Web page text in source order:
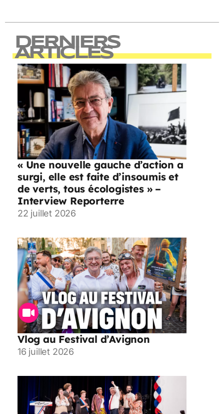
DERNIERS
ARTICLES
« Une nouvelle gauche d’action a
surgi, elle est faite d’insoumis et
de verts, tous écologistes » –
Interview Reporterre
22 juillet 2026
Vlog au Festival d’Avignon
16 juillet 2026